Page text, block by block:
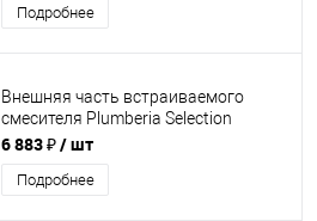
Подробнее
Внешняя часть встраиваемого
смесителя Plumberia Selection
TG1111CR
6 883 ₽/ шт
Подробнее